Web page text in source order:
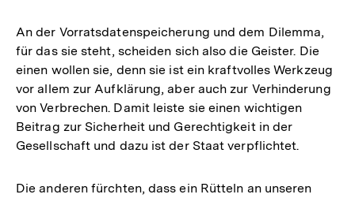
An der Vorratsdatenspeicherung und dem Dilemma,
für das sie steht, scheiden sich also die Geister. Die
einen wollen sie, denn sie ist ein kraftvolles Werkzeug
vor allem zur Aufklärung, aber auch zur Verhinderung
von Verbrechen. Damit leiste sie einen wichtigen
Beitrag zur Sicherheit und Gerechtigkeit in der
Gesellschaft und dazu ist der Staat verpflichtet.
Die anderen fürchten, dass ein Rütteln an unseren